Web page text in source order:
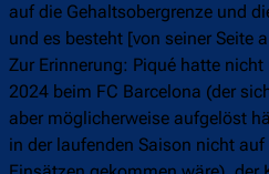
auf die Gehaltsobergrenze und
und es besteht [von seiner Seite
Zur Erinnerung: Piqué hatte
2024 beim FC Barcelona (der
aber möglicherweise aufgelöst
in der laufenden Saison nicht